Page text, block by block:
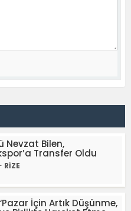
Nevzat Bilen,
Transfer Oldu
RİZE
İçin Artık Düşünme,